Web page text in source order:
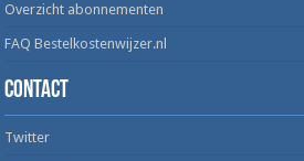
Overzicht abonnementen
FAQ Bestelkostenwijzer.nl
Contact
Twitter